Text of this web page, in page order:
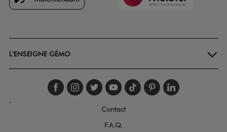
L'ENSEIGNE GÉMO
Suivez-nous sur
Suivez-nous sur
Suivez-nous sur
Suivez-nous
Suivez-nous
Suivez-
.
Contact
F.A.Q.